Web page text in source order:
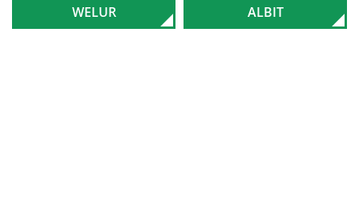
WELUR ALBIT